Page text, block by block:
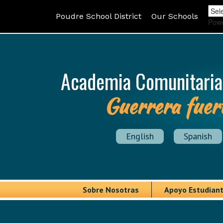
Poudre School District Our Schools
Academia
Guerrera
English Spanish
Sobre Nosotras Apoyo